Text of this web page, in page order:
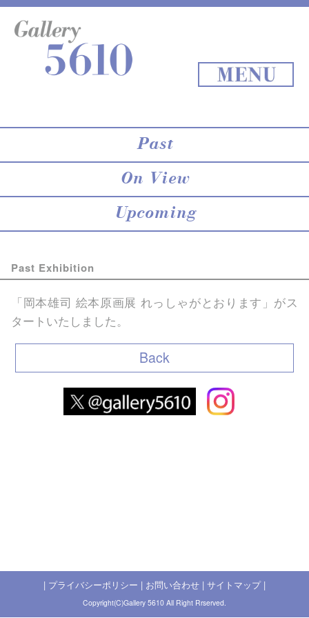
MENU
Exhibition
About 5610
Archives
Map
online store
Staff Blog
Past
On View
Upcoming
Past Exhibition
「岡本雄司 絵本原画展 れっしゃがとおります」がス
タートいたしました。
Back
| プライバシーポリシー | お問い合わせ | サイトマップ |
Copyright(C)Gallery 5610 All Right Rrserved.